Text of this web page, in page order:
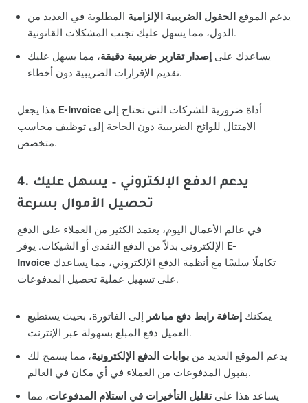
يدعم الموقع الحقول الضريبية الإلزامية المطلوبة في العديد من
الدول، مما يسهل عليك تجنب المشكلات القانونية.
يساعدك على إصدار تقارير ضريبية دقيقة، مما يسهل عليك
تقديم الإقرارات الضريبية دون أخطاء.
E-Invoice
الامتثال للوائح الضريبية دون الحاجة إلى توظيف محاسب
متخصص.
4. يدعم الدفع الإلكتروني – يسهل عليك
تحصيل الأموال بسرعة
في عالم الأعمال اليوم، يعتمد الكثير من العملاء على الدفع
E-
Invoice
على تسهيل عملية تحصيل المدفوعات.
يمكنك إضافة رابط دفع مباشر إلى الفاتورة، بحيث يستطيع
العميل دفع المبلغ بسهولة عبر الإنترنت.
يدعم الموقع العديد من بوابات الدفع الإلكترونية، مما يسمح لك
بقبول المدفوعات من العملاء في أي مكان في العالم.
يساعد هذا علىتقليل التأخيرات في استلام المدفوعات، مما